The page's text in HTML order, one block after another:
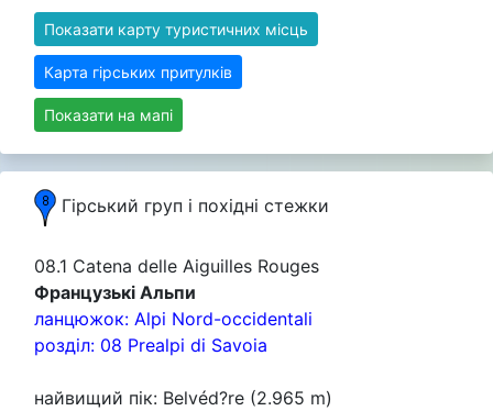
Показати карту туристичних місць
Карта гірських притулків
Показати на мапі
Гірський груп i похідні стежки
08.1 Catena delle Aiguilles Rouges
Французькі Альпи
ланцюжок: Alpi Nord-occidentali
розділ: 08 Prealpi di Savoia
найвищий пік: Belvéd?re (2.965 m)